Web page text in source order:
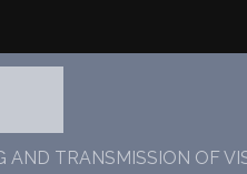
AND TRANSMISSION OF